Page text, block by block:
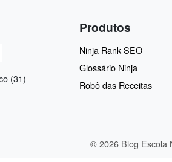
(31)
Produtos
Ninja Rank SEO
Glossário Ninja
Robô das Receitas
© 2026 Blog Escola